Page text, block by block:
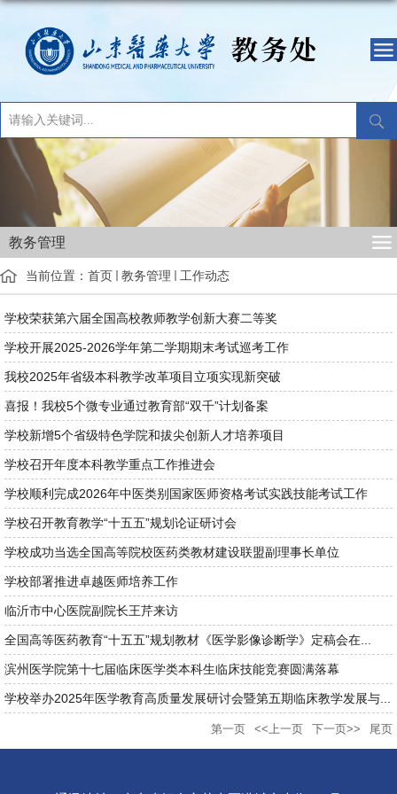
教务管理
当前位置： 首页 教务管理 工作动态
学校荣获第六届全国高校教师教学创新大赛二等奖
学校开展2025-2026学年第二学期期末考试巡考工作
我校2025年省级本科教学改革项目立项实现新突破
喜报！我校5个微专业通过教育部“双千”计划备案
学校新增5个省级特色学院和拔尖创新人才培养项目
学校召开年度本科教学重点工作推进会
学校顺利完成2026年中医类别国家医师资格考试实践技能考试工作
学校召开教育教学“十五五”规划论证研讨会
学校成功当选全国高等院校医药类教材建设联盟副理事长单位
学校部署推进卓越医师培养工作
临沂市中心医院副院长王芹来访
全国高等医药教育“十五五”规划教材《医学影像诊断学》定稿会在...
滨州医学院第十七届临床医学类本科生临床技能竞赛圆满落幕
学校举办2025年医学教育高质量发展研讨会暨第五期临床教学发展与...
第一页 <<上一页 下一页>> 尾页